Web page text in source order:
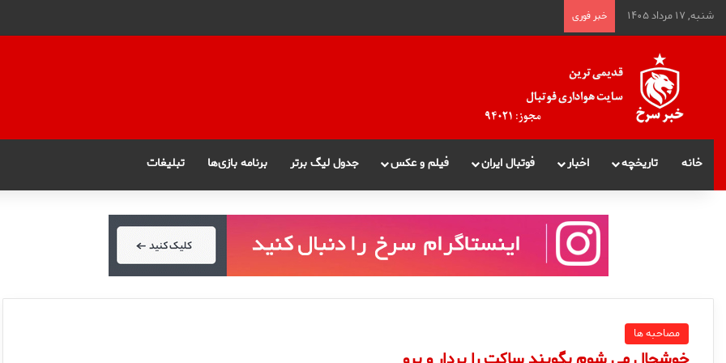
شنبه, ۱۷ مرداد ۱۴۰۵ خبر فوری
خانه تاریخچه اخبار فوتبال ایران فیلم و عکس جدول لیگ برتر برنامه بازی‌ها تبلیغات
مصاحبه ها